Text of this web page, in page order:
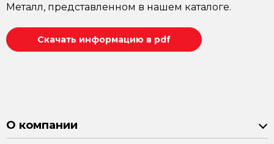
Металл, представленном в нашем каталоге.
Скачать информацию в pdf
О компании